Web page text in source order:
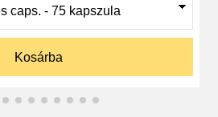
egészségügyi tanácsadója
bármilyen táplálékkiegészítőt
termékek nem alkalmasak
és nem helyettesítik a helyes és
Kosárba